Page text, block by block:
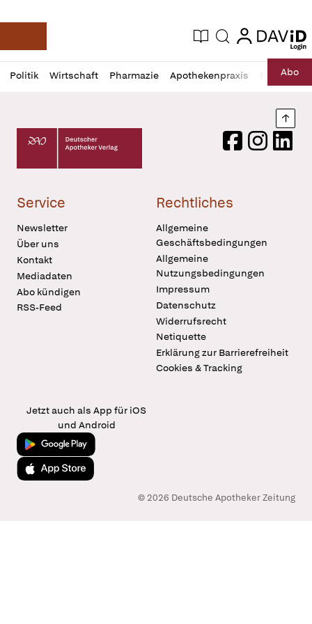
Deutsche Apotheker Zeitung
Aktuelle Ausgabe
Suche login
login
Politik Wirtschaft Pharmazie Apothekenpraxis RechtAbo
Profil
öffnen
Daz
Pur
Deutscher Apotheker Verlag Logo
FacebookInstagram
Service
Newsletter
Über uns
Kontakt
Mediadaten
Abo kündigen
RSS-Feed
Rechtliches
Allgemeine
Geschäftsbedingungen
Allgemeine
Nutzungsbedingungen
Impressum
Datenschutz
Widerrufsrecht
Netiquette
Erklärung zur Barrierefreiheit
Cookies & Tracking
Jetzt auch als App für iOS
und Android
Jetzt bei Google Play
Laden im App Store
© 2026 Deutsche Apotheker Zeitung